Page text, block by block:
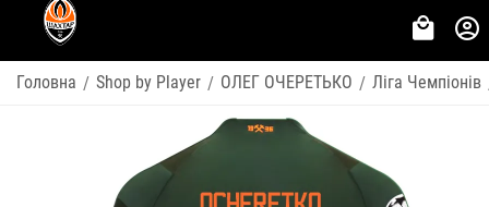
Головна / Shop by Player / ОЛЕГ ОЧЕРЕТЬКО / Ліга Чемпіонів